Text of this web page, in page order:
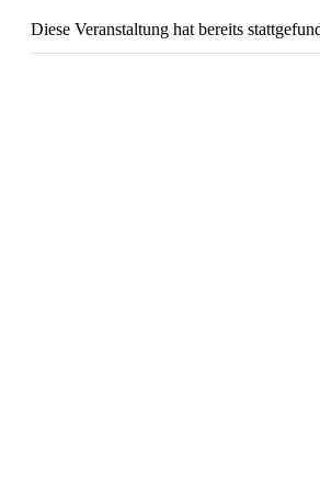
Diese Veranstaltung hat bereits